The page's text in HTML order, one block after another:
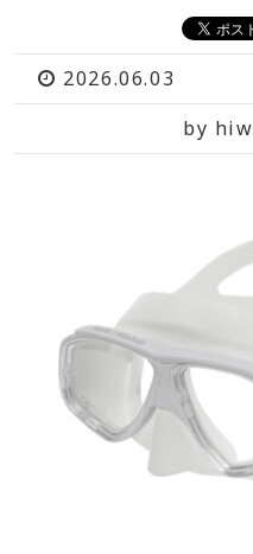
2026.06.03
by hiw